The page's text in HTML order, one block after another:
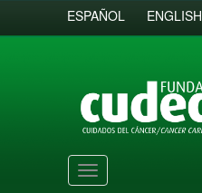
ESPAÑOL ENGLISH
Toggle
navigation